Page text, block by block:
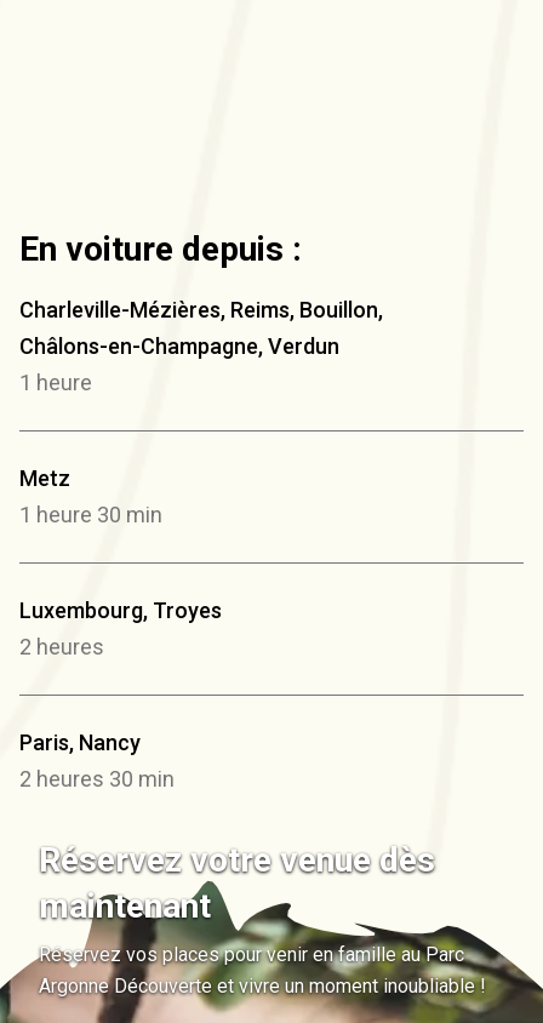
En voiture depuis :
Charleville-Mézières, Reims, Bouillon,
Châlons-en-Champagne, Verdun
1 heure
Metz
1 heure 30 min
Luxembourg, Troyes
2 heures
Paris, Nancy
2 heures 30 min
Réservez votre venue dès
maintenant
Réservez vos places pour venir en famille au Parc
Argonne Découverte et vivre un moment inoubliable !